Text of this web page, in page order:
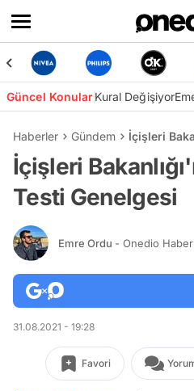
Güncel KonularKural Değişiyor
Haberler Gündem İçişleri
İçişleri
Testi Genelgesi
Emre Ordu - Onedio
31.08.2021 - 19:28
Favori